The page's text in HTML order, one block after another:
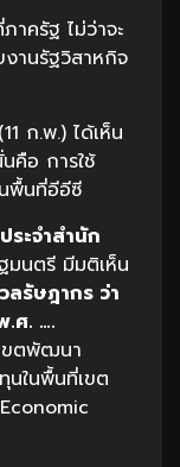
าครัฐ ไม่ว่าจะ
งานรัฐวิสาหกิจ
ก.พ.) ได้เห็น
คือ การใช้
พื้นที่อีอีซี
ะจำสำนัก
มนตรี มีมติเห็น
ลรัษฎากร ว่า
.ศ. ….
ขตพัฒนา
นในพื้นที่เขต